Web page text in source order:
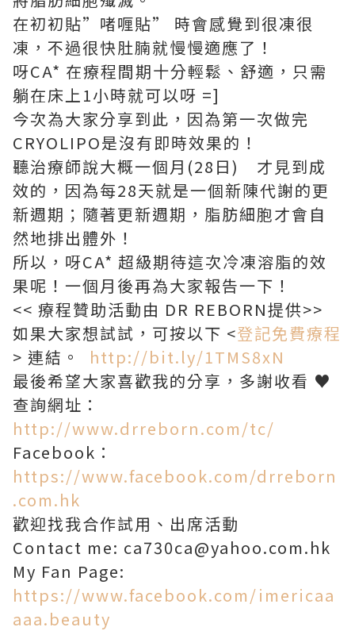
在初初貼”啫喱貼” 時會感覺到很凍很
凍，不過很快肚腩就慢慢適應了！
呀CA* 在療程間期十分輕鬆、舒適，只需
躺在床上1小時就可以呀 =]
今次為大家分享到此，因為第一次做完
CRYOLIPO是沒有即時效果的！
聽治療師說大概一個月(28日) 才見到成
效的，因為每28天就是一個新陳代謝的更
新週期；隨著更新週期，脂肪細胞才會自
然地排出體外！
所以，呀CA* 超級期待這次冷凍溶脂的效
果呢！一個月後再為大家報告一下！
<< 療程贊助活動由 DR REBORN提供>>
如果大家想試試，可按以下 <登記免費療程
> 連結。 http://bit.ly/1TMS8xN
最後希望大家喜歡我的分享，多謝收看 ♥
查詢網址：
http://www.drreborn.com/tc/
Facebook：
https://www.facebook.com/drreborn
.com.hk
歡迎找我合作試用、出席活動
Contact me: ca730ca@yahoo.com.hk
My Fan Page:
https://www.facebook.com/imericaa
aaa.beauty